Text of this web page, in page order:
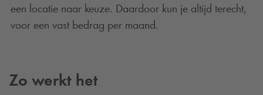
een locatie naar keuze. Daardoor kun je altijd terecht,
voor een vast bedrag per maand.
Zo werkt het